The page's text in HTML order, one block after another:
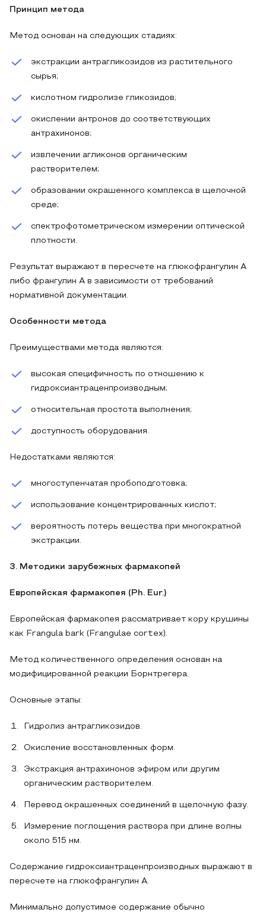
Принцип метода
Метод основан на следующих стадиях:
экстракции антрагликозидов из растительного
сырья;
кислотном гидролизе гликозидов;
окислении антронов до соответствующих
антрахинонов;
извлечении агликонов органическим
растворителем;
образовании окрашенного комплекса в щелочной
среде;
спектрофотометрическом измерении оптической
плотности.
Результат выражают в пересчете на глюкофрангулин А
либо франгулин А в зависимости от требований
нормативной документации.
Особенности метода
Преимуществами метода являются:
высокая специфичность по отношению к
гидроксиантраценпроизводным;
относительная простота выполнения;
доступность оборудования.
Недостатками являются:
многоступенчатая пробоподготовка;
использование концентрированных кислот;
вероятность потерь вещества при многократной
экстракции.
3. Методики зарубежных фармакопей
Европейская фармакопея (Ph. Eur.)
Европейская фармакопея рассматривает кору крушины
как Frangula bark (Frangulae cortex).
Метод количественного определения основан на
модифицированной реакции Борнтрегера.
Основные этапы:
Гидролиз антрагликозидов.
Окисление восстановленных форм.
Экстракция антрахинонов эфиром или другим
органическим растворителем.
Перевод окрашенных соединений в щелочную фазу.
Измерение поглощения раствора при длине волны
около 515 нм.
Содержание гидроксиантраценпроизводных выражают в
пересчете на глюкофрангулин А.
Минимально допустимое содержание обычно